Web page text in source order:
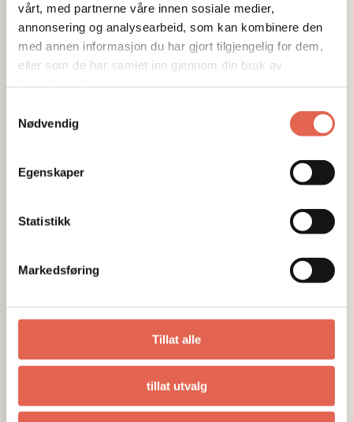
vårt, med partnerne våre innen sosiale medier,
annonsering og analysearbeid, som kan kombinere den
med annen informasjon du har gjort tilgjengelig for dem,
eller som de har samlet inn gjennom din bruk av
Nødvendig
Egenskaper
Statistikk
Markedsføring
Tillat alle
tillat utvalg